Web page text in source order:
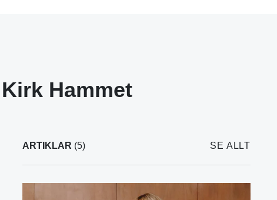
Kirk Hammet
ARTIKLAR (5) SE ALLT